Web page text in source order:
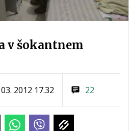
v šokantnem
2012 17.32 22